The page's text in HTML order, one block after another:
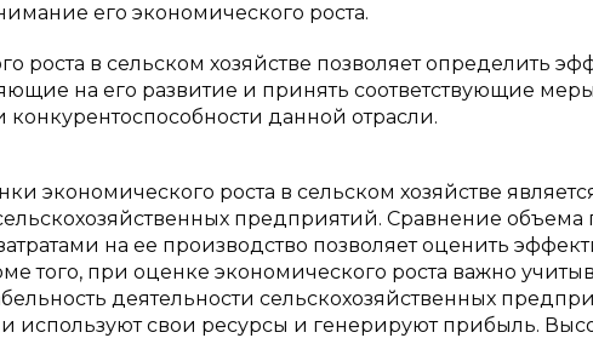
его экономического роста.
роста в сельском хозяйстве позволяет определить
на его развитие и принять соответствующие
данной отрасли.
экономического роста в сельском хозяйстве
предприятий. Сравнение
на ее производство позволяет оценить
того, при оценке экономического роста важно
деятельности сельскохозяйственных
используют свои ресурсы и генерируют прибыль.